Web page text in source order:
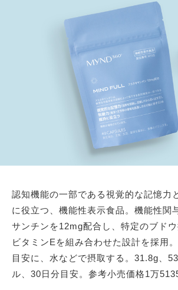
認知機能の一部である視覚的な記憶力
に役立つ、機能性表示食品。機能性関
サンチンを12mg配合し、特定のブド
ビタミンEを組み合わせた設計を採用
目安に、水などで摂取する。31.8g、
ル、30日分目安。参考小売価格1万